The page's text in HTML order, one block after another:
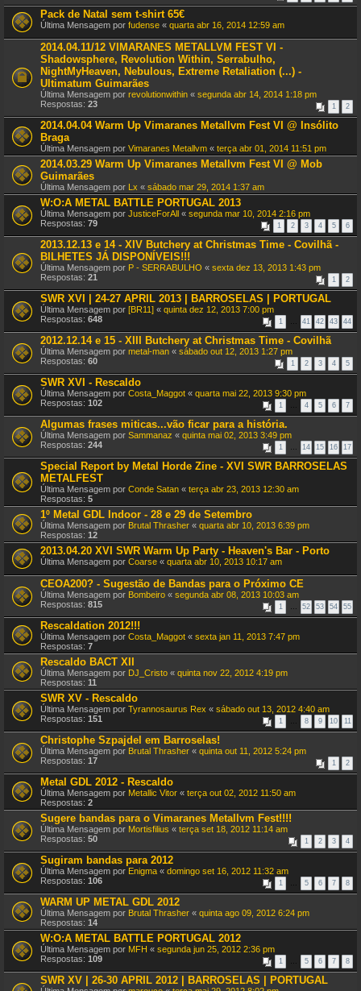
Pack de Natal sem t-shirt 65€
Última Mensagem por fudense « quarta abr 16, 2014 12:59 am
2014.04.11/12 VIMARANES METALLVM FEST VI -
Shadowsphere, Revolution Within, Serrabulho,
NightMyHeaven, Nebulous, Extreme Retaliation (...) -
Ultimatum Guimarães
Última Mensagem por revolutionwithin « segunda abr 14, 2014 1:18 pm
Respostas: 23 1 2
2014.04.04 Warm Up Vimaranes Metallvm Fest VI @ Insólito
Braga
Última Mensagem por Vimaranes Metallvm « terça abr 01, 2014 11:51 pm
2014.03.29 Warm Up Vimaranes Metallvm Fest VI @ Mob
Guimarães
Última Mensagem por Lx « sábado mar 29, 2014 1:37 am
W:O:A METAL BATTLE PORTUGAL 2013
Última Mensagem por JusticeForAll « segunda mar 10, 2014 2:16 pm
Respostas: 79 1 2 3 4 5 6
2013.12.13 e 14 - XIV Butchery at Christmas Time - Covilhã -
BILHETES JÁ DISPONÍVEIS!!!
Última Mensagem por P - SERRABULHO « sexta dez 13, 2013 1:43 pm
Respostas: 21 1 2
SWR XVI | 24-27 APRIL 2013 | BARROSELAS | PORTUGAL
Última Mensagem por [BR11] « quinta dez 12, 2013 7:00 pm
Respostas: 648 1 … 41 42 43 44
2012.12.14 e 15 - XIII Butchery at Christmas Time - Covilhã
Última Mensagem por metal-man « sábado out 12, 2013 1:27 pm
Respostas: 60 1 2 3 4 5
SWR XVI - Rescaldo
Última Mensagem por Costa_Maggot « quarta mai 22, 2013 9:30 pm
Respostas: 102 1 … 4 5 6 7
Algumas frases miticas...vão ficar para a história.
Última Mensagem por Sammanaz « quinta mai 02, 2013 3:49 pm
Respostas: 244 1 … 14 15 16 17
Special Report by Metal Horde Zine - XVI SWR BARROSELAS
METALFEST
Última Mensagem por Conde Satan « terça abr 23, 2013 12:30 am
Respostas: 5
1º Metal GDL Indoor - 28 e 29 de Setembro
Última Mensagem por Brutal Thrasher « quarta abr 10, 2013 6:39 pm
Respostas: 12
2013.04.20 XVI SWR Warm Up Party - Heaven's Bar - Porto
Última Mensagem por Coarse « quarta abr 10, 2013 10:17 am
CEOA200? - Sugestão de Bandas para o Próximo CE
Última Mensagem por Bombeiro « segunda abr 08, 2013 10:03 am
Respostas: 815 1 … 52 53 54 55
Rescaldation 2012!!!
Última Mensagem por Costa_Maggot « sexta jan 11, 2013 7:47 pm
Respostas: 7
Rescaldo BACT XII
Última Mensagem por DJ_Cristo « quinta nov 22, 2012 4:19 pm
Respostas: 11
SWR XV - Rescaldo
Última Mensagem por Tyrannosaurus Rex « sábado out 13, 2012 4:40 am
Respostas: 151 1 … 8 9 10 11
Christophe Szpajdel em Barroselas!
Última Mensagem por Brutal Thrasher « quinta out 11, 2012 5:24 pm
Respostas: 17 1 2
Metal GDL 2012 - Rescaldo
Última Mensagem por Metallic Vitor « terça out 02, 2012 11:50 am
Respostas: 2
Sugere bandas para o Vimaranes Metallvm Fest!!!!
Última Mensagem por Mortisfilius « terça set 18, 2012 11:14 am
Respostas: 50 1 2 3 4
Sugiram bandas para 2012
Última Mensagem por Enigma « domingo set 16, 2012 11:32 am
Respostas: 106 1 … 5 6 7 8
WARM UP METAL GDL 2012
Última Mensagem por Brutal Thrasher « quinta ago 09, 2012 6:24 pm
Respostas: 14
W:O:A METAL BATTLE PORTUGAL 2012
Última Mensagem por MFH « segunda jun 25, 2012 2:36 pm
Respostas: 109 1 … 5 6 7 8
SWR XV | 26-30 APRIL 2012 | BARROSELAS | PORTUGAL